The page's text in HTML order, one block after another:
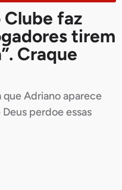
faz
tirem
Craque
Adriano aparece
perdoe essas